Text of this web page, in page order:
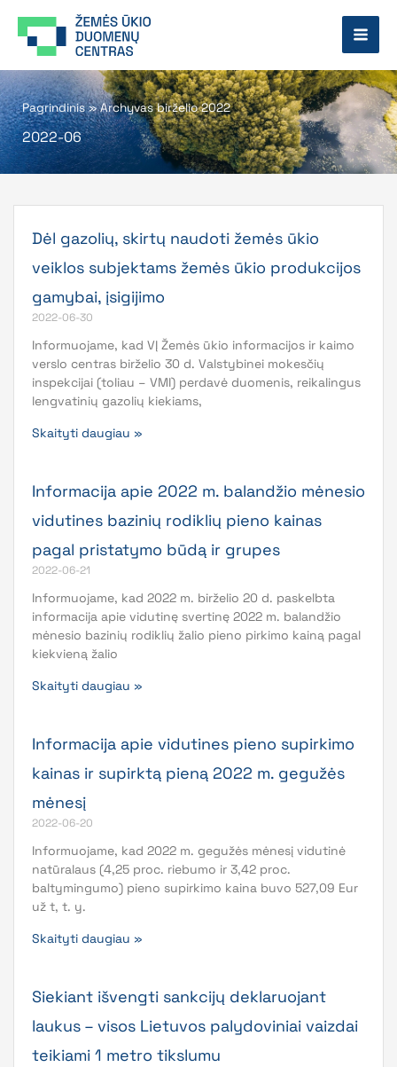
prie
Pagrindinis»Archyvas birželio 2022
2022-06
Dėl gazolių, skirtų naudoti žemės ūkio
veiklos subjektams žemės ūkio produkcijos
gamybai, įsigijimo
2022-06-30
Informuojame, kad VĮ Žemės ūkio informacijos ir kaimo
verslo centras birželio 30 d. Valstybinei mokesčių
inspekcijai (toliau – VMI) perdavė duomenis, reikalingus
lengvatinių gazolių kiekiams,
Skaityti daugiau »
Informacija apie 2022 m. balandžio mėnesio
vidutines bazinių rodiklių pieno kainas
pagal pristatymo būdą ir grupes
2022-06-21
Informuojame, kad 2022 m. birželio 20 d. paskelbta
informacija apie vidutinę svertinę 2022 m. balandžio
mėnesio bazinių rodiklių žalio pieno pirkimo kainą pagal
kiekvieną žalio
Skaityti daugiau »
Informacija apie vidutines pieno supirkimo
kainas ir supirktą pieną 2022 m. gegužės
mėnesį
2022-06-20
Informuojame, kad 2022 m. gegužės mėnesį vidutinė
natūralaus (4,25 proc. riebumo ir 3,42 proc.
baltymingumo) pieno supirkimo kaina buvo 527,09 Eur
už t, t. y.
Skaityti daugiau »
Siekiant išvengti sankcijų deklaruojant
laukus – visos Lietuvos palydoviniai vaizdai
teikiami 1 metro tikslumu